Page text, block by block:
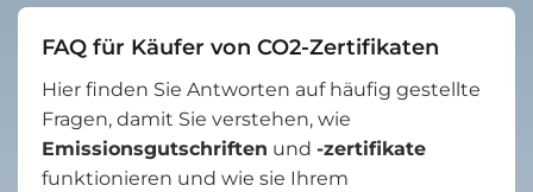
FAQ für Käufer von CO2-Zertifikaten
Hier finden Sie Antworten auf häufig gestellte
Fragen, damit Sie verstehen, wie
Emissionsgutschriften und -zertifikate
funktionieren und wie sie Ihrem